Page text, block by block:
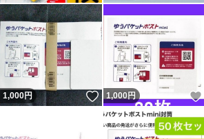
1,000円 いいね！
1,000 円